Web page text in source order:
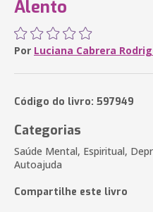
Alento
Por Luciana Cabrera
Código do livro: 597949
Categorias
Saúde Mental, Espiritual,
Autoajuda
Compartilhe este livro